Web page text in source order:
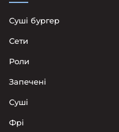
Суші бургер
Сети
Роли
Запечені
Суші
Фрі